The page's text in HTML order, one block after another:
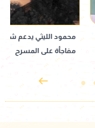
نانسي عجرم
بالساحل الشمالي